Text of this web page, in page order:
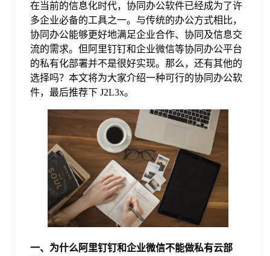
格
常
在当前的信息化时代，协同办公软件已经成为了许
多企业必备的工具之一。与传统的办公方式相比，
协同办公能够更好地满足企业合作、协同及信息交
流的需求。但阿里钉钉和企业微信等协同办公平台
的私有化部署并不是很好实现。那么，还有其他的
选择吗？本文将为大家介绍一种可行的协同办公软
件，最后推荐下 J2L3x。
一、为什么阿里钉钉和企业微信不能做私有云部